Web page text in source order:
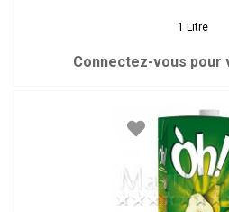
1 Litre
Connectez-vous pour